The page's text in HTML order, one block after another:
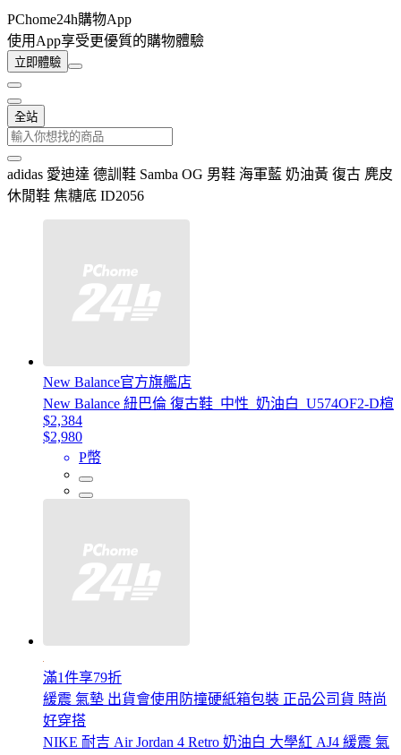
PChome24h購物App
使用App享受更優質的購物體驗
立即體驗
全站
adidas 愛迪達 德訓鞋 Samba OG 男鞋 海軍藍 奶油黃 復古 麂皮
休閒鞋 焦糖底 ID2056
New Balance官方旗艦店
New Balance 紐巴倫 復古鞋_中性_奶油白_U574OF2-D楦
$2,384
$2,980
P幣
滿1件享79折
緩震 氣墊 出貨會使用防撞硬紙箱包裝 正品公司貨 時尚
好穿搭
NIKE 耐吉 Air Jordan 4 Retro 奶油白 大學紅 AJ4 緩震 氣